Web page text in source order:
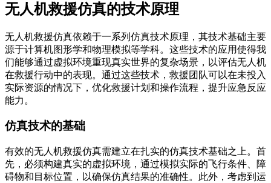
无人机救援仿真的技术原理
无人机救援仿真依赖于一系列仿真技术原理，其技术基础主要
源于计算机图形学和物理模拟等学科。这些技术的应用使得我
们能够通过虚拟环境重现真实世界的复杂场景，以评估无人机
在救援行动中的表现。通过这些技术，救援团队可以在未投入
实际资源的情况下，优化救援计划和操作流程，提升应急反应
能力。
仿真技术的基础
有效的无人机救援仿真需建立在扎实的仿真技术基础之上。首
先，必须构建真实的虚拟环境，通过模拟实际的飞行条件、障
碍物和目标位置，以确保仿真结果的准确性。此外，考虑到运